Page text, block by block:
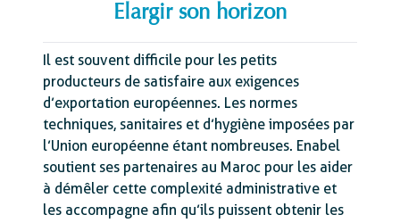
Elargir son horizon
Il est souvent difficile pour les petits
producteurs de satisfaire aux exigences
d’exportation européennes. Les normes
techniques, sanitaires et d’hygiène imposées par
l’Union européenne étant nombreuses. Enabel
soutient ses partenaires au Maroc pour les aider
à démêler cette complexité administrative et
les accompagne afin qu’ils puissent obtenir les